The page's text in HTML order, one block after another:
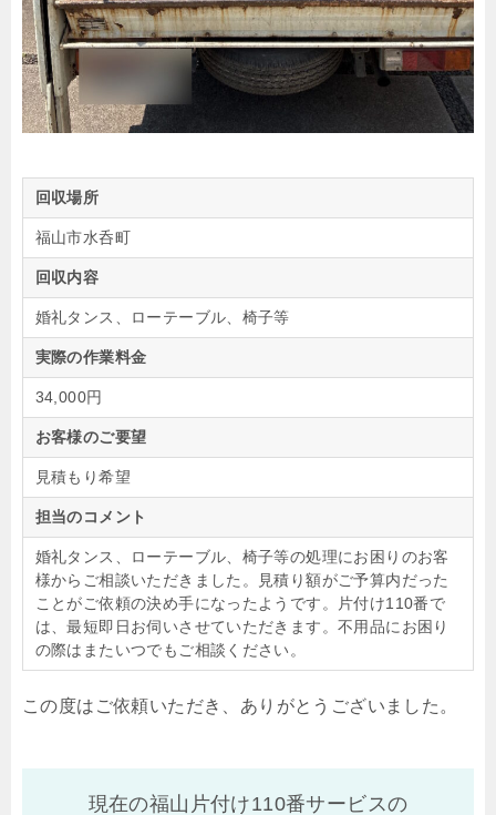
回収場所
福山市水呑町
回収内容
婚礼タンス、ローテーブル、椅子等
実際の作業料金
34,000円
お客様のご要望
見積もり希望
担当のコメント
婚礼タンス、ローテーブル、椅子等の処理にお困りのお客
様からご相談いただきました。見積り額がご予算内だった
ことがご依頼の決め手になったようです。片付け110番で
は、最短即日お伺いさせていただきます。不用品にお困り
の際はまたいつでもご相談ください。
この度はご依頼いただき、ありがとうございました。
現在の福山片付け110番サービスの